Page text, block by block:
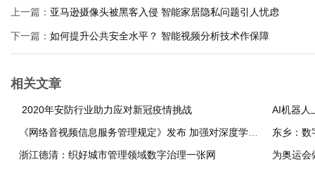
上一篇： 亚马逊摄像头被黑客入侵 智能家居隐私问题引人忧虑
下一篇： 如何提升公共安全水平？ 智能视频分析技术作保障
相关文章
2020年安防行业助力应对新冠疫情挑战
AI机器人
东乡：数
浙江德清：织好城市管理领域数字治理一张网
为奥运会